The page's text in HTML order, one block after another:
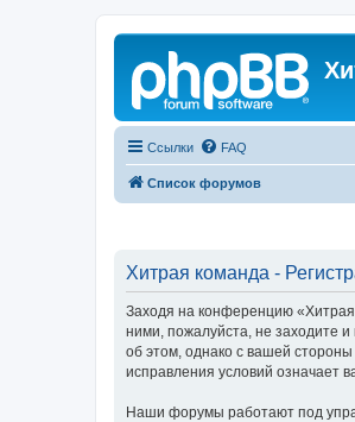
Ссылки FAQ
Список форумов
Хитрая команда -
Заходя на конференцию
ними, пожалуйста, не заходите
об этом, однако с вашей
исправления условий означает
Наши форумы работают под